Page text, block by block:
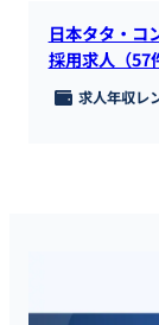
日本タタ・コ
採用求人（57
求人年収レ